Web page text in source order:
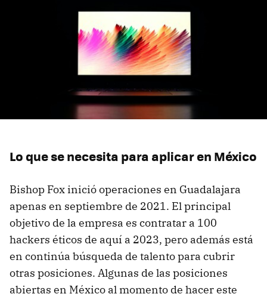
Lo que se necesita para aplicar en México
Bishop Fox inició operaciones en Guadalajara
apenas en septiembre de 2021. El principal
objetivo de la empresa es contratar a 100
hackers éticos de aquí a 2023, pero además está
en continúa búsqueda de talento para cubrir
otras posiciones. Algunas de las posiciones
abiertas en México al momento de hacer este